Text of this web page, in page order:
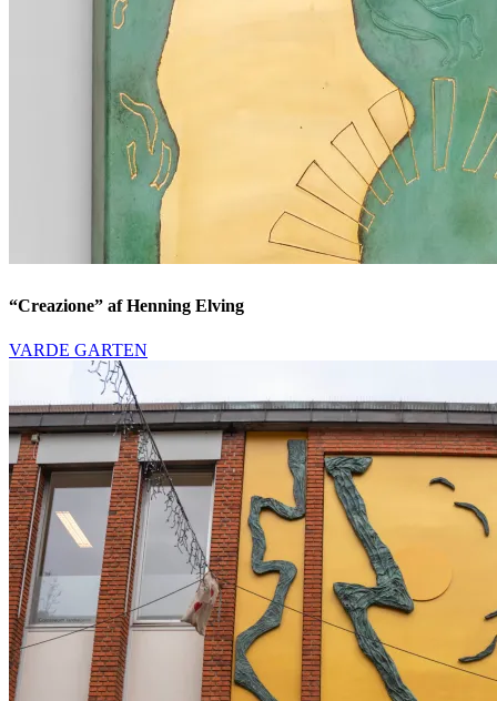
“Creazione” af Henning Elving
VARDE GARTEN